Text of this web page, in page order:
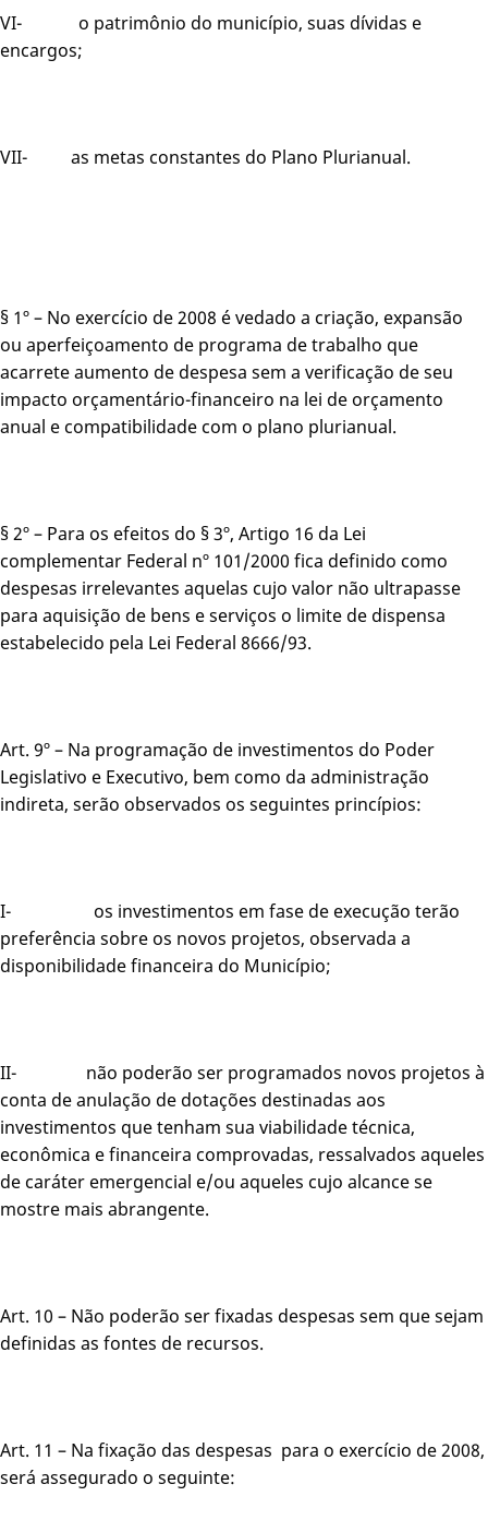
VI- o patrimônio do município, suas dívidas e
encargos;
VII- as metas constantes do Plano Plurianual.
§ 1º – No exercício de 2008 é vedado a criação, expansão
ou aperfeiçoamento de programa de trabalho que
acarrete aumento de despesa sem a verificação de seu
impacto orçamentário-financeiro na lei de orçamento
anual e compatibilidade com o plano plurianual.
§ 2º – Para os efeitos do § 3º, Artigo 16 da Lei
complementar Federal nº 101/2000 fica definido como
despesas irrelevantes aquelas cujo valor não ultrapasse
para aquisição de bens e serviços o limite de dispensa
estabelecido pela Lei Federal 8666/93.
Art. 9º – Na programação de investimentos do Poder
Legislativo e Executivo, bem como da administração
indireta, serão observados os seguintes princípios:
I- os investimentos em fase de execução terão
preferência sobre os novos projetos, observada a
disponibilidade financeira do Município;
II- não poderão ser programados novos projetos à
conta de anulação de dotações destinadas aos
investimentos que tenham sua viabilidade técnica,
econômica e financeira comprovadas, ressalvados aqueles
de caráter emergencial e/ou aqueles cujo alcance se
mostre mais abrangente.
Art. 10 – Não poderão ser fixadas despesas sem que sejam
definidas as fontes de recursos.
Art. 11 – Na fixação das despesas para o exercício de 2008,
será assegurado o seguinte: